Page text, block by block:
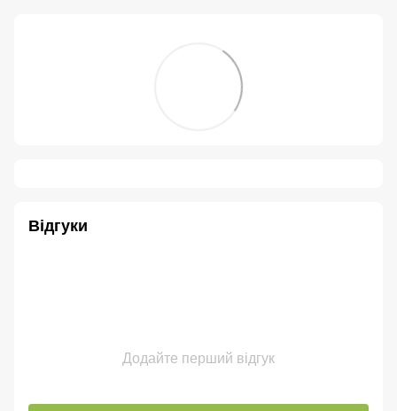
Відгуки
Додайте перший відгук